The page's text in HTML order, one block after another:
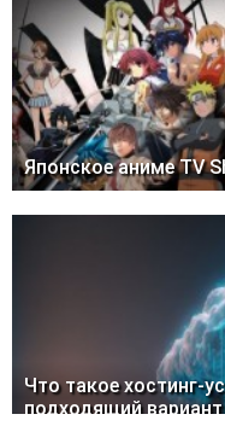
Японское аниме TV
Что такое хостинг-
подходящий